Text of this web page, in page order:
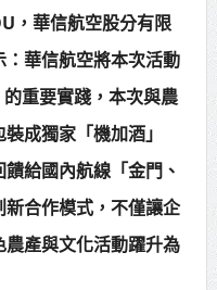
，華信航空股分有限
華信航空將本次活動
重要實踐，本次與農
成獨家「機加酒」
饋給國內航線「金門、
合作模式，不僅讓企
產與文化活動躍升為